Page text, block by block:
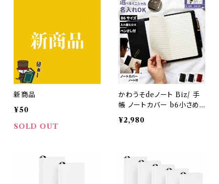
新商品
¥50
SOLD OUT
かわうそdeノート Biz/ 手
帳 ノートカバー b6小さめ
名入れ おしゃれ メモ ノート
2冊付 持ち運び 飲食店 高
ック ブラウン メンズ レディ
ース メール便
¥2,980